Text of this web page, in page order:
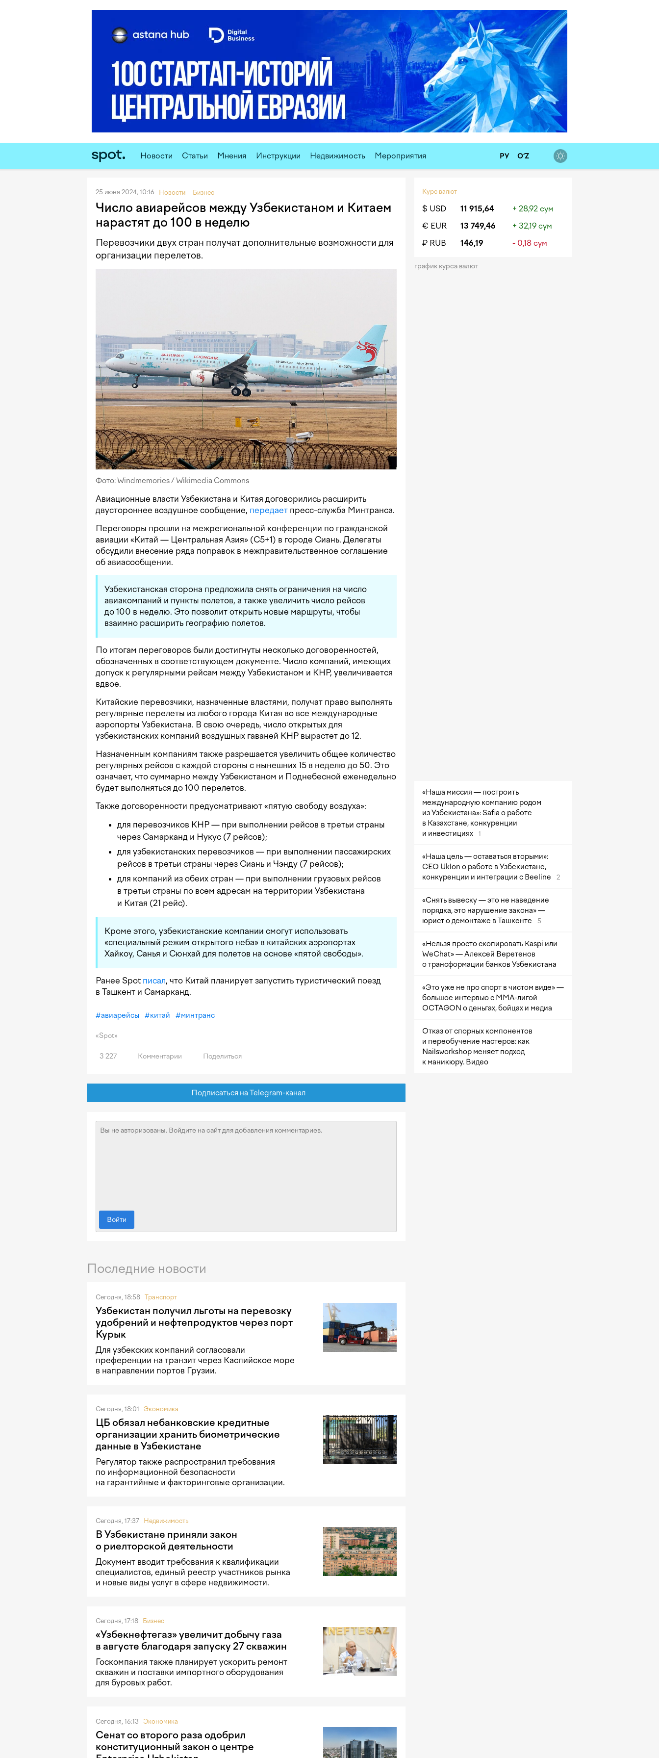
Новости Статьи Мнения Инструкции Недвижимость Мероприятия РУ O‘Z
25 июня 2024, 10:16 Новости Бизнес
Число авиарейсов между Узбекистаном и Китаем
нарастят до 100 в неделю
Перевозчики двух стран получат дополнительные возможности для
организации перелетов.
Фото: Windmemories / Wikimedia Commons
Авиационные власти Узбекистана и Китая договорились расширить
двустороннее воздушное сообщение, передает пресс-служба Минтранса.
Переговоры прошли на межрегиональной конференции по гражданской
авиации «Китай — Центральная Азия» (C5+1) в городе Сиань. Делегаты
обсудили внесение ряда поправок в межправительственное соглашение
об авиасообщении.
Узбекистанская сторона предложила снять ограничения на число
авиакомпаний и пункты полетов, а также увеличить число рейсов
до 100 в неделю. Это позволит открыть новые маршруты, чтобы
взаимно расширить географию полетов.
По итогам переговоров были достигнуты несколько договоренностей,
обозначенных в соответствующем документе. Число компаний, имеющих
допуск к регулярными рейсам между Узбекистаном и КНР, увеличивается
вдвое.
Китайские перевозчики, назначенные властями, получат право выполнять
регулярные перелеты из любого города Китая во все международные
аэропорты Узбекистана. В свою очередь, число открытых для
узбекистанских компаний воздушных гаваней КНР вырастет до 12.
Назначенным компаниям также разрешается увеличить общее количество
регулярных рейсов с каждой стороны с нынешних 15 в неделю до 50. Это
означает, что суммарно между Узбекистаном и Поднебесной еженедельно
будет выполняться до 100 перелетов.
Также договоренности предусматривают «пятую свободу воздуха»:
для перевозчиков КНР — при выполнении рейсов в третьи страны
через Самарканд и Нукус (7 рейсов);
для узбекистанских перевозчиков — при выполнении пассажирских
рейсов в третьи страны через Сиань и Чэнду (7 рейсов);
для компаний из обеих стран — при выполнении грузовых рейсов
в третьи страны по всем адресам на территории Узбекистана
и Китая (21 рейс).
Кроме этого, узбекистанские компании смогут использовать
«специальный режим открытого неба» в китайских аэропортах
Хайкоу, Санья и Сюнхай для полетов на основе «пятой свободы».
Ранее Spot писал, что Китай планирует запустить туристический поезд
в Ташкент и Самарканд.
#авиарейсы #китай #минтранс
«Spot»
3 227 Комментарии Поделиться
Подписаться на Telegram-канал
Войти
Последние новости
Сегодня, 18:58 Транспорт
Узбекистан получил льготы на перевозку
удобрений и нефтепродуктов через порт
Курык
Для узбекских компаний согласовали
преференции на транзит через Каспийское море
в направлении портов Грузии.
Сегодня, 18:01 Экономика
ЦБ обязал небанковские кредитные
организации хранить биометрические
данные в Узбекистане
Регулятор также распространил требования
по информационной безопасности
на гарантийные и факторинговые организации.
Сегодня, 17:37 Недвижимость
В Узбекистане приняли закон
о риелторской деятельности
Документ вводит требования к квалификации
специалистов, единый реестр участников рынка
и новые виды услуг в сфере недвижимости.
Сегодня, 17:18 Бизнес
«Узбекнефтегаз» увеличит добычу газа
в августе благодаря запуску 27 скважин
Госкомпания также планирует ускорить ремонт
скважин и поставки импортного оборудования
для буровых работ.
Сегодня, 16:13 Экономика
Сенат со второго раза одобрил
конституционный закон о центре
Курс валют
$ USD 11 915,64
+ 28,92 сум
€ EUR
13 749,46
+ 32,19 сум
₽ RUB
146,19 - 0,18 сум
график курса валют
«Наша миссия — построить
международную компанию родом
из Узбекистана»: Safia о работе
в Казахстане, конкуренции
и инвестициях
1
«Наша цель — оставаться вторыми»:
CEO Uklon о работе в Узбекистане,
конкуренции и интеграции с Beeline
2
«Снять вывеску — это не наведение
порядка, это нарушение закона» —
юрист о демонтаже в Ташкенте
5
«Нельзя просто скопировать Kaspi или
WeChat» — Алексей Веретенов
о трансформации банков Узбекистана
«Это уже не про спорт в чистом виде» —
большое интервью с ММА-лигой
OCTAGON о деньгах, бойцах и медиа
Отказ от спорных компонентов
и переобучение мастеров: как
Nailsworkshop меняет подход
к маникюру. Видео